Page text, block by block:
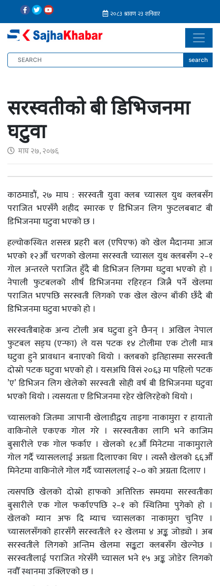
search
सरस्वतीको बी डिभिजनमा
घटुवा
माघ २७, २०७६
काठमाडौं, २७ माघ : सरस्वती युवा क्लब च्यासल युथ क्लबसँग
पराजित भएसँगै शहीद स्मारक ए डिभिजन लिग फुटलबबाट बी
डिभिजनमा घटुवा भएको छ ।
हल्चोकस्थित शसस्त्र प्रहरी बल (एपिएफ) को खेल मैदानमा आज
भएको १२औँ चरणको खेलमा सरस्वती च्यासल युथ क्लबसँग २–१
गोल अन्तरले पराजित हुँदै बी डिभिजन लिगमा घटुवा भएको हो ।
नेपाली फुटबलको शीर्ष डिभिजनमा रहिरहन जित्नै पर्ने खेलमा
पराजित भएपछि सरस्वती लिगको एक खेल खेल्न बाँकी छँदै बी
डिभिजनमा घटुवा भएको हो ।
सरस्वतीबाहेक अन्य टोली अब घटुवा हुने छैनन् । अखिल नेपाल
फुटबल सङ्घ (एन्फा) ले यस पटक १४ टोलीमा एक टोली मात्र
घटुवा हुने प्रावधान बनाएको थियो । क्लबको इतिहासमा सरस्वती
दोस्रो पटक घटुवा भएको हो । यसअघि विसं २०६३ मा पहिलो पटक
’ए’ डिभिजन लिग खेलेको सरस्वती सोही वर्ष बी डिभिजनमा घटुवा
भएको थियो । त्यसयता ए डिभिजनमा रहेर खेलिरहेको थियो ।
च्यासलको जितमा जापानी खेलाडीद्वय ताइगा नाकामुरा र हायातो
वाकिनोले एकएक गोल गरे । सरस्वतीका लागि भने काजिम
बुसारीले एक गोल फर्काए । खेलको १८औँ मिनेटमा नाकामुराले
गोल गर्दै च्यासललाई अग्रता दिलाएका थिए । त्यस्तै खेलको ६६औँ
मिनेटमा वाकिनोले गोल गर्दै च्यासललाई २–० को अग्रता दिलाए ।
त्यसपछि खेलको दोस्रो हाफको अत्तिरिक्त समयमा सरस्वतीका
बुसारीले एक गोल फर्काएपछि २–१ को स्थितिमा पुगेको हो ।
खेलको म्यान अफ दि म्याच च्यासलका नाकामुरा चुनिए ।
च्यासलसँगको हारसँगै सरस्वतीले १२ खेलमा ४ अङ्क जोड्यो । अब
सरस्वतीले लिगको अन्तिम खेलमा सङ्कटा क्लबसँग खेल्नेछ ।
सरस्वतीलाई पराजित गरेसँगै च्यासल भने १५ अङ्क जोडेर लिगको
नवौँ स्थानमा उक्लिएको छ ।